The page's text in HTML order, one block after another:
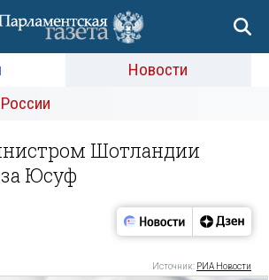
Новости
Шотландии
Юсуф
Источник: РИА Новости